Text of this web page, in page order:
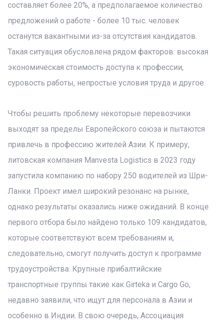
составляет более 20%, а предполагаемое количество
предложений о работе - более 10 тыс. человек
останутся вакантными из-за отсутствия кандидатов.
Такая ситуация обусловлена рядом факторов: высокая
экономическая стоимость доступа к профессии,
суровость работы, непростые условия труда и другое.
Чтобы решить проблему некоторые перевозчики
выходят за пределы Европейского союза и пытаются
привлечь в профессию жителей Азии. К примеру,
литовская компания Manvesta Logistics в 2023 году
запустила компанию по набору 250 водителей из Шри-
Ланки. Проект имел широкий резонанс на рынке,
однако результаты оказались ниже ожиданий. В конце
первого отбора было найдено только 109 кандидатов,
которые соответствуют всем требованиям и,
следовательно, смогут получить доступ к программе
трудоустройства. Крупные прибалтийские
транспортные группы такие как Girteka и Cargo Go,
недавно заявили, что ищут для персонала в Азии и
особенно в Индии. В свою очередь, Ассоциация